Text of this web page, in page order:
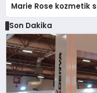
Marie Rose kozmetik
Son Dakika